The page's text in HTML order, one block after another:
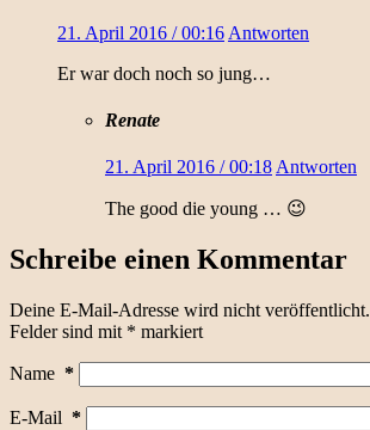
21. April 2016 / 00:16 Antworten
Er war doch noch so jung…
Renate
21. April 2016 / 00:18 Antworten
The good die young … 😉
Schreibe einen Kommentar
Deine E-Mail-Adresse wird nicht veröffentlicht.
Felder sind mit * markiert
Name *
E-Mail *